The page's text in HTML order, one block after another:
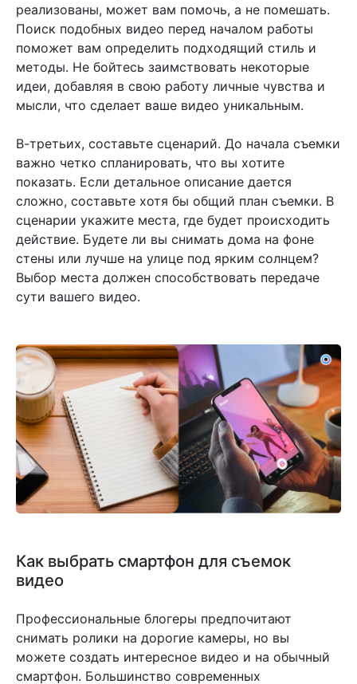
реализованы, может вам помочь, а не помешать.
Поиск подобных видео перед началом работы
поможет вам определить подходящий стиль и
методы. Не бойтесь заимствовать некоторые
идеи, добавляя в свою работу личные чувства и
мысли, что сделает ваше видео уникальным.
В-третьих, составьте сценарий. До начала съемки
важно четко спланировать, что вы хотите
показать. Если детальное описание дается
сложно, составьте хотя бы общий план съемки. В
сценарии укажите места, где будет происходить
действие. Будете ли вы снимать дома на фоне
стены или лучше на улице под ярким солнцем?
Выбор места должен способствовать передаче
сути вашего видео.
Как выбрать смартфон для съемок
видео
Профессиональные блогеры предпочитают
снимать ролики на дорогие камеры, но вы
можете создать интересное видео и на обычный
смартфон. Большинство современных